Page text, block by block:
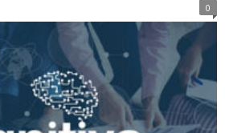
0